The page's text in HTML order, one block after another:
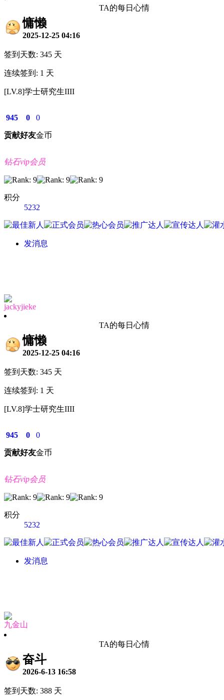
TA的每日心情
慵懒
2025-12-25 04:16
签到天数: 345 天
连续签到: 1 天
[LV.8]学士研究生IIII
945
贡献
0
好友
0
金币
钻石vip会员
积分
5232
发消息
jackyjieke
TA的每日心情
慵懒
2025-12-25 04:16
签到天数: 345 天
连续签到: 1 天
[LV.8]学士研究生IIII
945
贡献
0
好友
0
金币
钻石vip会员
积分
5232
发消息
九金山
TA的每日心情
奋斗
2026-6-13 16:58
签到天数: 388 天